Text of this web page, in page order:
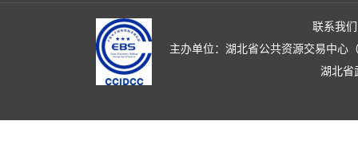
联系我们
主办单位：湖北省公共资源交易中心
湖北省